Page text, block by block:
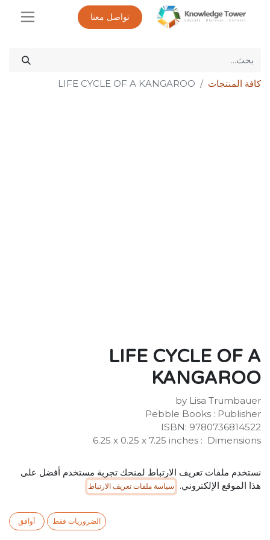
تواصل معنا
كافة المنتجات LIFE CYCLE OF A KANGAROO
LIFE CYCLE OF A
KANGAROO
by Lisa Trumbauer
Publisher ‏: ‎ Pebble Books
ISBN: 9780736814522
Dimensions ‏ : ‎ 6.25 x 0.25 x 7.25 inches
15.00 شامل ضريبة القيمة المضافة
نستخدم ملفات تعريف الارتباط لمنحك تجربة مستخدم أفضل على
هذا الموقع الإلكتروني.
سياسة ملفات تعريف الارتباط
الضروريات فقط أوافق